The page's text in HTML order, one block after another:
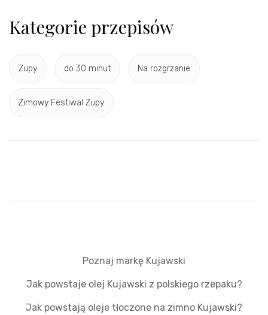
Kategorie przepisów
Zupy do 30 minut Na rozgrzanie
Zimowy Festiwal Zupy
Poznaj markę Kujawski
Jak powstaje olej Kujawski z polskiego rzepaku?
Jak powstają oleje tłoczone na zimno Kujawski?